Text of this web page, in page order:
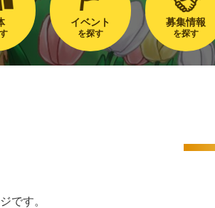
イベント
を探す
募集情報
を探す
です。